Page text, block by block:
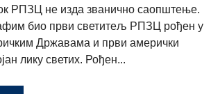
РПЗЦ не изда званично саопштење.
био први светитељ РПЗЦ рођен у
Државама и први амерички
лику светих. Рођен...